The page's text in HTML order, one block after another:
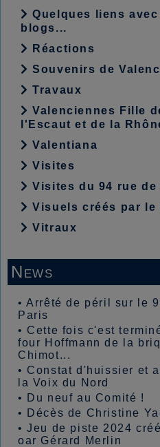
Quelques liens avec
blogs...
Réactions
Souvenirs de
Travaux
Valenciennes Fille
l'Escaut et de la
Valentiana
Visites
Visites du 94 rue de
Visuels créés par le
Vitraux
News
•Arrêté de péril sur le
Paris
• Cette fois c'est
four Hoffmann de la
Chimot...
• Constat d'huissier et
la Voix du Nord
•
Du neuf au Comité !
•
Décès de Christine
•Jeu de piste 2024
oar Gérard Merlin